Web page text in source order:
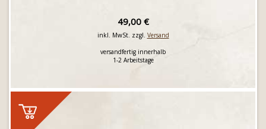
49,00 €
inkl. MwSt. zzgl. Versand
versandfertig innerhalb
1-2 Arbeitstage